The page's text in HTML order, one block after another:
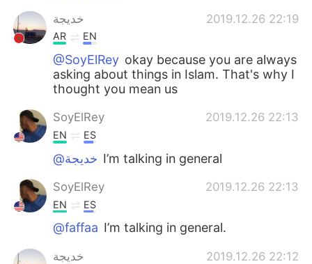
한국어
Indonesia
Italiano Tiếng Việt
Português
خديجة 2019.12.26 22:19
AR EN
@SoyElRey okay because you are always
asking about things in Islam. That's why I
thought you mean us
SoyElRey 2019.12.26 22:13
EN ES
@خديجة I’m talking in general
SoyElRey 2019.12.26 22:13
EN ES
@faffaa I’m talking in general.
خديجة 2019.12.26 22:12